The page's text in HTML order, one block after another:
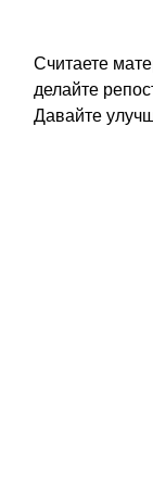
Считаете
делайте
Давайте